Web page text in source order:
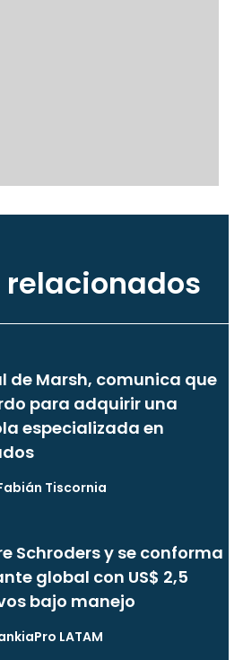
de Marsh, comunica que
para adquirir una
especializada en
Tiscornia
Schroders y se conforma
global con US$ 2,5
bajo manejo
LATAM